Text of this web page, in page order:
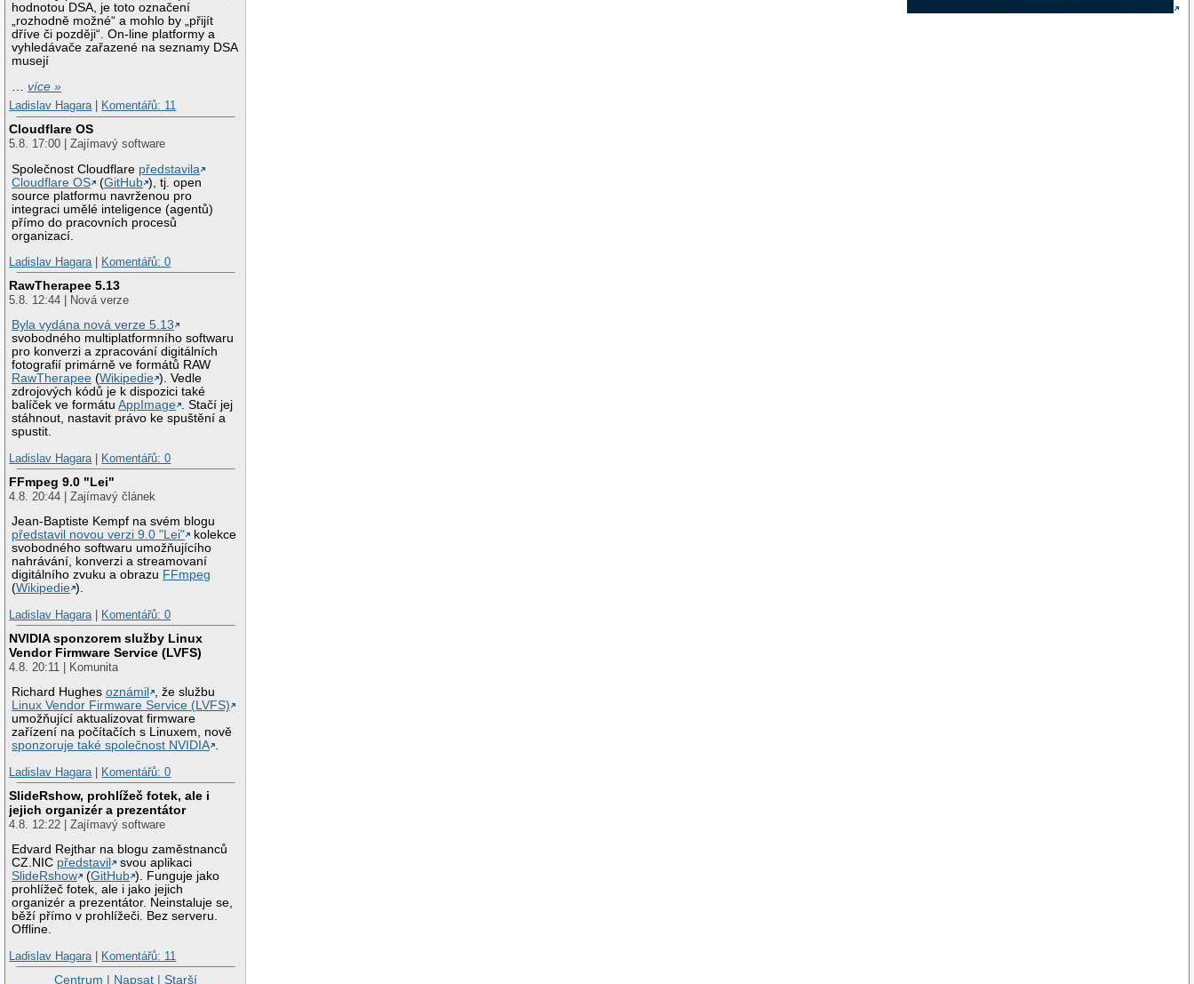
hodnotou DSA, je toto označení
„rozhodně možné“ a mohlo by „přijít
dříve či později“. On-line platformy a
vyhledávače zařazené na seznamy DSA
musejí
…více »
Ladislav Hagara| Komentářů: 11
Cloudflare OS
5.8. 17:00 | Zajímavý software
Společnost Cloudflare představila
Cloudflare OS
(GitHub ), tj. open
source platformu navrženou pro
integraci umělé inteligence (agentů)
přímo do pracovních procesů
organizací.
Ladislav Hagara| Komentářů: 0
RawTherapee 5.13
5.8. 12:44 | Nová verze
Byla vydána nová verze 5.13
svobodného multiplatformního softwaru
pro konverzi a zpracování digitálních
fotografií primárně ve formátů RAW
RawTherapee (Wikipedie ). Vedle
zdrojových kódů je k dispozici také
balíček ve formátuAppImage . Stačí jej
stáhnout, nastavit právo ke spuštění a
spustit.
Ladislav Hagara| Komentářů: 0
FFmpeg 9.0 "Lei"
4.8. 20:44 | Zajímavý článek
Jean-Baptiste Kempf na svém blogu
představil novou verzi 9.0 "Lei"
kolekce
svobodného softwaru umožňujícího
nahrávání, konverzi a streamovaní
digitálního zvuku a obrazu FFmpeg
(Wikipedie ).
Ladislav Hagara| Komentářů: 0
NVIDIA sponzorem služby Linux
Vendor Firmware Service (LVFS)
4.8. 20:11 | Komunita
Richard Hughesoznámil
, že službu
Linux Vendor Firmware Service (LVFS)
umožňující aktualizovat firmware
zařízení na počítačích s Linuxem, nově
sponzoruje také společnost NVIDIA .
Ladislav Hagara| Komentářů: 0
SlideRshow, prohlížeč fotek, ale i
jejich organizér a prezentátor
4.8. 12:22 | Zajímavý software
Edvard Rejthar na blogu zaměstnanců
CZ.NIC představil
svou aplikaci
SlideRshow
(GitHub ). Funguje jako
prohlížeč fotek, ale i jako jejich
organizér a prezentátor. Neinstaluje se,
běží přímo v prohlížeči. Bez serveru.
Offline.
Ladislav Hagara| Komentářů: 11
Centrum | Napsat| Starší